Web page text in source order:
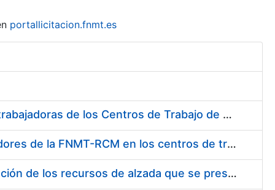
portallicitacion.fnmt.es
Suministro de Protectores Auditivos a medida para las personas trabajadoras de los Centros de Trabajo de Madrid y Burgos
Suministro de gafas graduadas antiproyecciones para los trabajadores de la FNMT-RCM en los centros de trabajo de Madrid y Burgos
Servicios de una empresa externa para el asesoramiento y resolución de los recursos de alzada que se presentan relacionados con procesos de selección para la FNMT-RCM